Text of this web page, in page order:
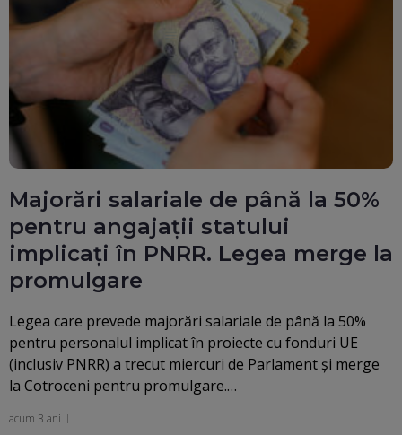
Majorări salariale de până la 50%
pentru angajații statului
implicați în PNRR. Legea merge la
promulgare
Legea care prevede majorări salariale de până la 50%
pentru personalul implicat în proiecte cu fonduri UE
(inclusiv PNRR) a trecut miercuri de Parlament şi merge
la Cotroceni pentru promulgare.…
acum 3 ani